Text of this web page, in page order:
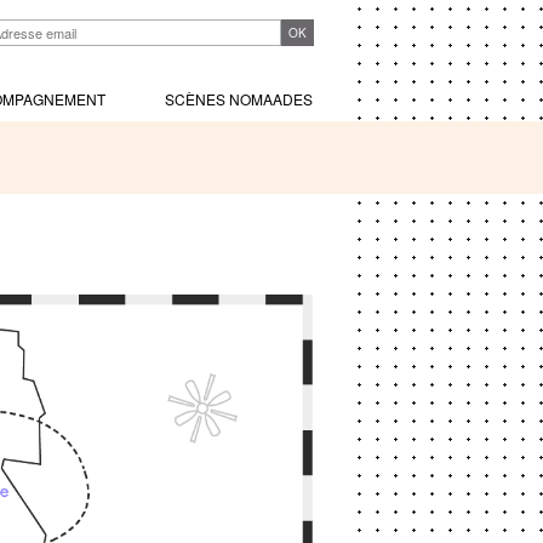
SCÈNES NOMAADES